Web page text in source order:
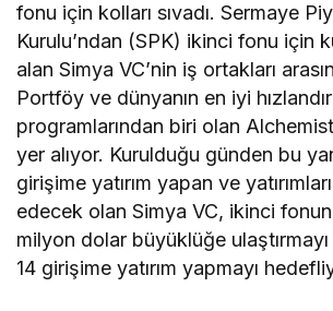
fonu için kolları sıvadı. Sermaye
Kurulu’ndan (SPK) ikinci fonu için
alan Simya VC’nin iş ortakları
Portföy ve dünyanın en iyi
programlarından biri olan
yer alıyor. Kurulduğu günden bu
girişime yatırım yapan ve
edecek olan Simya VC, ikinci
milyon dolar büyüklüğe
14 girişime yatırım yapmayı